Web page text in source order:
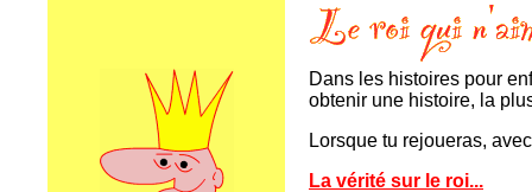
Dans les histoires pour
obtenir une histoire, la
Lorsque tu rejoueras,
La vérité sur le roi...